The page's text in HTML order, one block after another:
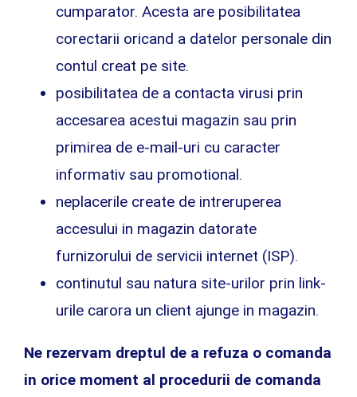
cumparator. Acesta are posibilitatea
corectarii oricand a datelor personale din
contul creat pe site.
posibilitatea de a contacta virusi prin
accesarea acestui magazin sau prin
primirea de e-mail-uri cu caracter
informativ sau promotional.
neplacerile create de intreruperea
accesului in magazin datorate
furnizorului de servicii internet (ISP).
continutul sau natura site-urilor prin link-
urile carora un client ajunge in magazin.
Ne rezervam dreptul de a refuza o comanda
in orice moment al procedurii de comanda